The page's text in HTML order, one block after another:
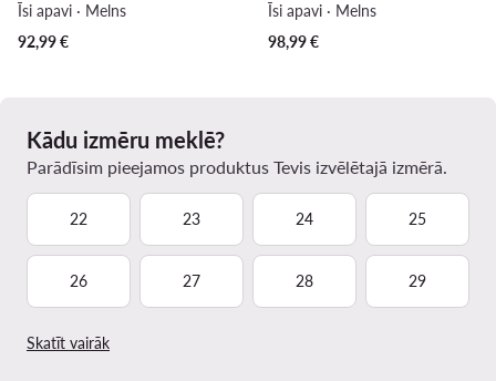
Īsi apavi · Melns
92,99€
Īsi apavi · Melns
98,99€
Kādu izmēru meklē?
Parādīsim pieejamos produktus Tevis izvēlētajā izmērā.
22 23 24 25
26 27 28 29
Skatīt vairāk